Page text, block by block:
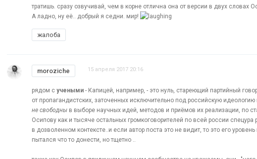
тратишь. сразу озвучивай, чем в корне отлична она от версии в двух словах
А ладно, ну её.. добрый я седни. мир!
жалоба
moroziche 15 апреля 2017 20:16
рядом с учеными - Капицей, например, - это нуль, стареющий партийный
от пропагандистских, заточенных исключительно под российскую идеологию
не свободны в выборе научных идей, методов и приёмов их реализации, по
Осипову как и тысяче остальных громкоговорителей по всей россии
в дозволенном контексте..и если автор поста это не видит, то это его
пытался что то донести, но тщетно ..